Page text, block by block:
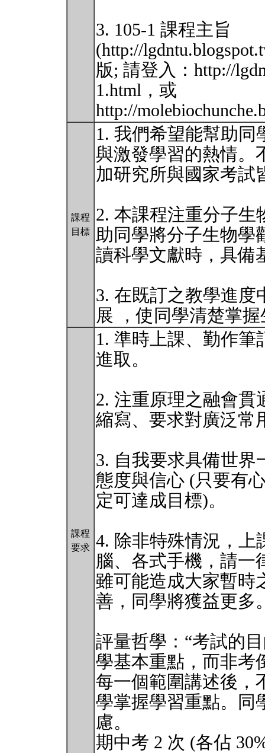
3. 105-1 課程主旨
(http://
版; 請登入：http://
1.html，或
http://
課程
目標
1. 我們希望能幫助
與激發學習的熱情。
加研究所與國家考試
2. 本課程注重分子生
助同學將分子生物學
讀科學文獻時，具備
3. 在既訂之教學進度
展 ，使同學清楚掌
課程
要求
1. 準時上課、勤作
進取。
2. 注重原理之融會貫
縮寫、要求對廣泛常
3. 自我要求具備世界
態度與信心 (只要有
定可達成目標)。
4. 除非特殊情況，上
腦、各式手機，請一
雖可能造成大家暫時
善，同學將獲益更多
評量哲學：“考試的
學基本重點，而非考
每一個範圍講述後，
學掌握學習重點。同
慮。
期中考 2 次 (各佔